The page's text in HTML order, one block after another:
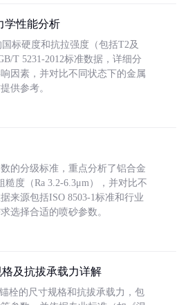
学性能分析
标硬度和抗拉强度（包括T2及
T 5231-2012标准数据，详细分
因素，并对比不同状态下的金属
供参考。
的分级标准，重点分析了铝合金
糙度（Ra 3.2-6.3μm），并对比不
来源包括ISO 8503-1标准和行业
选择合适的喷砂参数。
及抗拔承载力详解
栓的尺寸规格和抗拔承载力，包